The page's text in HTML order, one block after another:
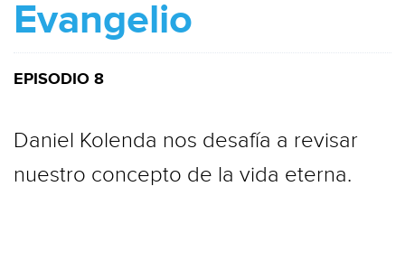
Evangelio
EPISODIO 8
Daniel Kolenda nos desafía a revisar
nuestro concepto de la vida eterna.